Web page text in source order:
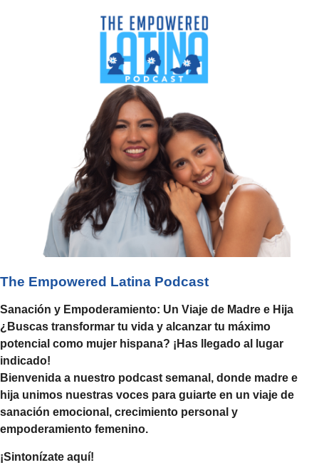
The Empowered Latina Podcast
Sanación y Empoderamiento: Un Viaje de Madre e Hija
¿Buscas transformar tu vida y alcanzar tu máximo
potencial como mujer hispana? ¡Has llegado al lugar
indicado!
Bienvenida a nuestro podcast semanal, donde madre e
hija unimos nuestras voces para guiarte en un viaje de
sanación emocional, crecimiento personal y
empoderamiento femenino.
¡Sintonízate aquí!